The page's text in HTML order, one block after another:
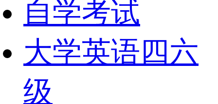
自学考试
大学英语四六
级